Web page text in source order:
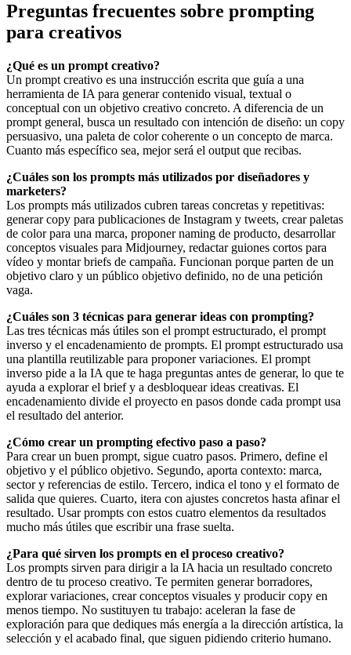
Preguntas frecuentes sobre prompting
para creativos
¿Qué es un prompt creativo?
Un prompt creativo es una instrucción escrita que guía a una
herramienta de IA para generar contenido visual, textual o
conceptual con un objetivo creativo concreto. A diferencia de un
prompt general, busca un resultado con intención de diseño: un copy
persuasivo, una paleta de color coherente o un concepto de marca.
Cuanto más específico sea, mejor será el output que recibas.
¿Cuáles son los prompts más utilizados por diseñadores y
marketers?
Los prompts más utilizados cubren tareas concretas y repetitivas:
generar copy para publicaciones de Instagram y tweets, crear paletas
de color para una marca, proponer naming de producto, desarrollar
conceptos visuales para Midjourney, redactar guiones cortos para
vídeo y montar briefs de campaña. Funcionan porque parten de un
objetivo claro y un público objetivo definido, no de una petición
vaga.
¿Cuáles son 3 técnicas para generar ideas con prompting?
Las tres técnicas más útiles son el prompt estructurado, el prompt
inverso y el encadenamiento de prompts. El prompt estructurado usa
una plantilla reutilizable para proponer variaciones. El prompt
inverso pide a la IA que te haga preguntas antes de generar, lo que te
ayuda a explorar el brief y a desbloquear ideas creativas. El
encadenamiento divide el proyecto en pasos donde cada prompt usa
el resultado del anterior.
¿Cómo crear un prompting efectivo paso a paso?
Para crear un buen prompt, sigue cuatro pasos. Primero, define el
objetivo y el público objetivo. Segundo, aporta contexto: marca,
sector y referencias de estilo. Tercero, indica el tono y el formato de
salida que quieres. Cuarto, itera con ajustes concretos hasta afinar el
resultado. Usar prompts con estos cuatro elementos da resultados
mucho más útiles que escribir una frase suelta.
¿Para qué sirven los prompts en el proceso creativo?
Los prompts sirven para dirigir a la IA hacia un resultado concreto
dentro de tu proceso creativo. Te permiten generar borradores,
explorar variaciones, crear conceptos visuales y producir copy en
menos tiempo. No sustituyen tu trabajo: aceleran la fase de
exploración para que dediques más energía a la dirección artística, la
selección y el acabado final, que siguen pidiendo criterio humano.